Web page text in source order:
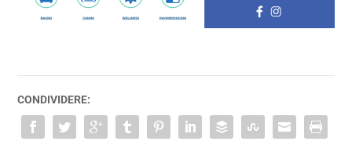
CONDIVIDERE: